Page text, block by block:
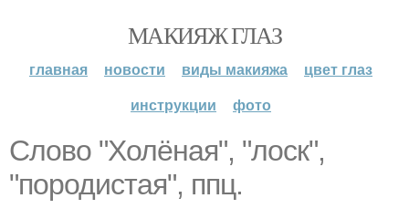
МАКИЯЖ ГЛАЗ
главная новости виды макияжа
цвет глаз
инструкции
фото
Слово "Холёная", "лоск",
"породистая", ппц.